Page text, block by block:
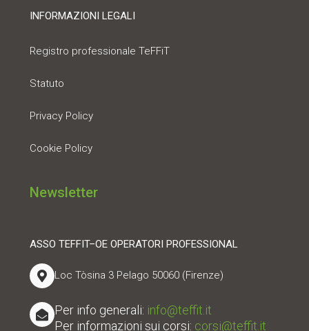
INFORMAZIONI LEGALI
Registro professionale TeFFiT
Statuto
Privacy Policy
Cookie Policy
Newsletter
ASSO TEFFIT–OE OPERATORI PROFESSIONAL
Loc Tòsina 3 Pelago 50060 (Firenze)
Per info generali: info@teffit.it
Per informazioni sui corsi: corsi@teffit.it